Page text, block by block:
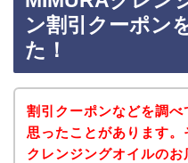
ン割引クーポン
た！
割引クーポンなどを調べ
思ったことがあります
クレンジングオイルの